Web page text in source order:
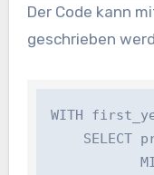
Der Code kann
geschrieben
WITH
SELECT